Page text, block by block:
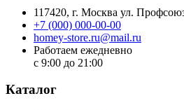
117420, г. Москва ул.
+7 (000) 000-00-00
homey-store.ru@mail.ru
Работаем ежедневно
с 9:00 до 21:00
Каталог